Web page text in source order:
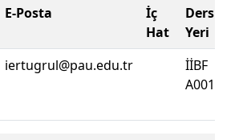
E-Posta
İç
Hat
Ders
Yeri
iertugrul@pau.edu.tr
İİBF
A0016